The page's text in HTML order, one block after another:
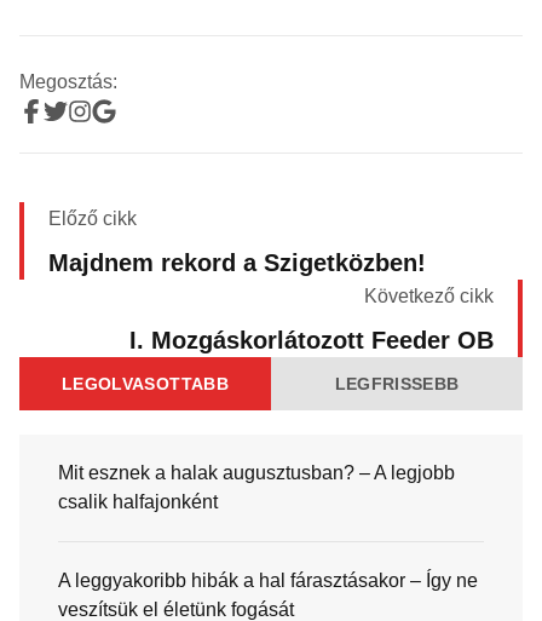
Megosztás:
Előző cikk
Majdnem rekord a Szigetközben!
Következő cikk
I. Mozgáskorlátozott Feeder OB
LEGOLVASOTTABB LEGFRISSEBB
Mit esznek a halak augusztusban? – A legjobb
csalik halfajonként
A leggyakoribb hibák a hal fárasztásakor – Így ne
veszítsük el életünk fogását